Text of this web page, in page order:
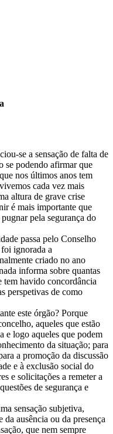
se a sensação de falta de
se podendo afirmar que
nos últimos anos tem
cada vez mais
altura de grave crise
é mais importante que
pela segurança do
passa pelo Conselho
ignorada a
criado no ano
informa sobre quantas
tem havido concordância
perspetivas de como
este órgão? Porque
aqueles que estão
e logo aqueles que podem
da situação; para
a promoção da discussão
e à exclusão social do
e solicitações a remeter a
de segurança e
sensação subjetiva,
da ausência ou da presença
que nem sempre